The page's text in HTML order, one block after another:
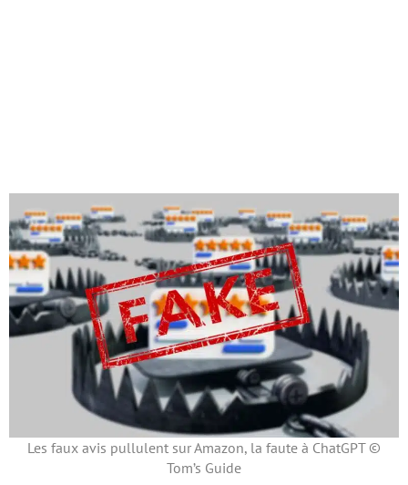
Les faux avis pullulent sur Amazon, la faute à ChatGPT ©
Tom’s Guide